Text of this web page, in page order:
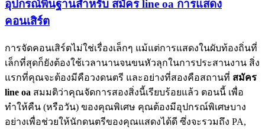
อุปกรณ์พื้นฐานสำหรับ สมัคร line oa การแสดง
คอนเสิร์ต
การจัดคอนเสิร์ตไม่ใช่เรื่องเล็กๆ แม้แต่การแสดงในผับท้องถิ่นที่
เล็กที่สุดก็ยังต้องใช้เวลานานจนขนหัวลุกในการประสานงาน สิ่ง
แรกที่คุณจะต้องมีคือวงดนตรี และอย่างที่สองคือสถานที่ สมัคร
line oa สมมติว่าคุณจัดการสองสิ่งนี้เรียบร้อยแล้ว ตอนนี้ เพื่อ
ทำให้คืน (หรือวัน) ของคุณพิเศษ คุณต้องมีอุปกรณ์พิเศษบาง
อย่างเพื่อช่วยให้นักดนตรีของคุณแสดงได้ดี ซึ่งจะรวมถึง PA,